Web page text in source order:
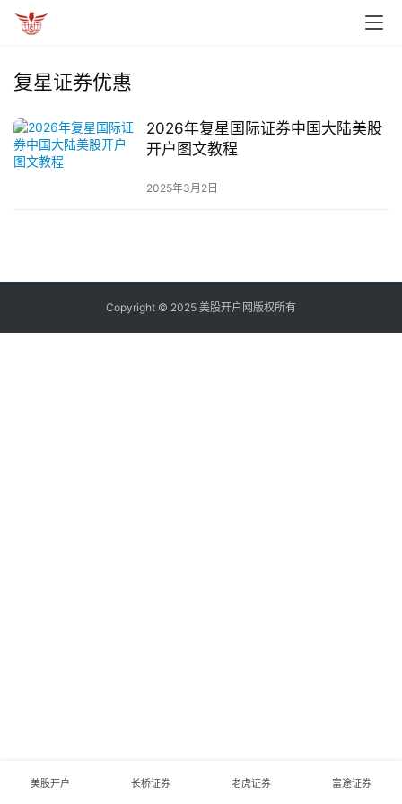
复星证券优惠
2026年复星国际证券中国大陆美股
开户图文教程
2025年3月2日
Copyright © 2025 美股开户网版权所有
美股开户 长桥证券 老虎证券 富途证券